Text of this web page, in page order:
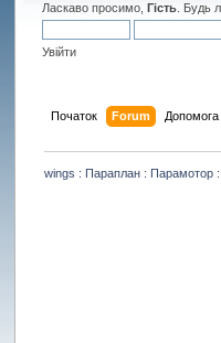
Ласкаво просимо,Гість . Будь
Увійти
Початок Forum Допомога
wings : Параплан : Парамотор